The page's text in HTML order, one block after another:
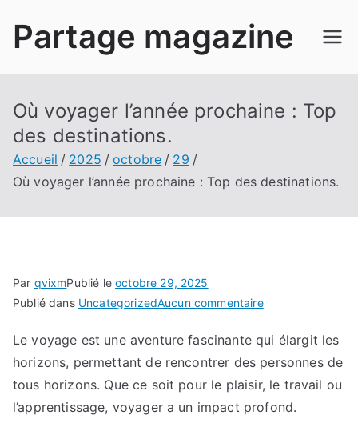
Partage magazine
Où voyager l’année prochaine : Top
des destinations.
Accueil 2025 octobre
29
Où voyager l’année prochaine : Top des destinations.
Par qvixmPublié leoctobre 29, 2025
Publié dans UncategorizedAucun commentairesur
voyager
l’année
prochaine
:
Le voyage est une aventure fascinante qui élargit les
horizons, permettant de rencontrer des personnes de
tous horizons. Que ce soit pour le plaisir, le travail ou
l’apprentissage, voyager a un impact profond.